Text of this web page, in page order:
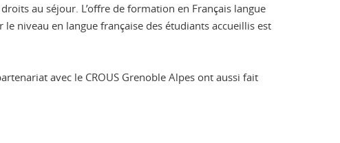
au séjour. L’offre de formation en Français langue
le niveau en langue française des étudiants accueillis est
avec le CROUS Grenoble Alpes ont aussi fait